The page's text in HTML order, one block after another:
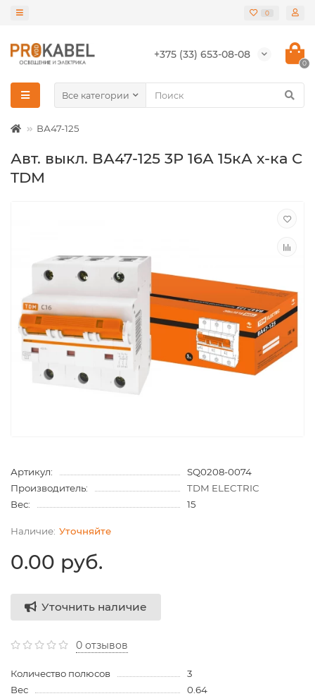
0
+375 (33) 653-08-08
0
Все категории
ВА47-125
Авт. выкл. ВА47-125 3Р 16А 15кА х-ка С
TDM
Артикул:
SQ0208-0074
Производитель:
TDM ELECTRIC
Вес:
15
Уточняйте
0.00 руб.
Уточнить наличие
0 отзывов
Количество полюсов
3
Вес
0.64